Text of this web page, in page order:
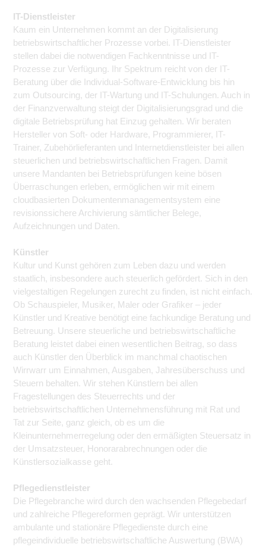
IT-Dienstleister
Kaum ein Unternehmen kommt an der Digitalisierung
betriebswirtschaftlicher Prozesse vorbei. IT-Dienstleister
stellen dabei die notwendigen Fachkenntnisse und IT-
Prozesse zur Verfügung. Ihr Spektrum reicht von der IT-
Beratung über die Individual-Software-Entwicklung bis hin
zum Outsourcing, der IT-Wartung und IT-Schulungen. Auch in
der Finanzverwaltung steigt der Digitalisierungsgrad und die
digitale Betriebsprüfung hat Einzug gehalten. Wir beraten
Hersteller von Soft- oder Hardware, Programmierer, IT-
Trainer, Zubehörlieferanten und Internetdienstleister bei allen
steuerlichen und betriebswirtschaftlichen Fragen. Damit
unsere Mandanten bei Betriebsprüfungen keine bösen
Überraschungen erleben, ermöglichen wir mit einem
cloudbasierten Dokumentenmanagementsystem eine
revisionssichere Archivierung sämtlicher Belege,
Aufzeichnungen und Daten.
Künstler
Kultur und Kunst gehören zum Leben dazu und werden
staatlich, insbesondere auch steuerlich gefördert. Sich in den
vielgestaltigen Regelungen zurecht zu finden, ist nicht einfach.
Ob Schauspieler, Musiker, Maler oder Grafiker – jeder
Künstler und Kreative benötigt eine fachkundige Beratung und
Betreuung. Unsere steuerliche und betriebswirtschaftliche
Beratung leistet dabei einen wesentlichen Beitrag, so dass
auch Künstler den Überblick im manchmal chaotischen
Wirrwarr um Einnahmen, Ausgaben, Jahresüberschuss und
Steuern behalten. Wir stehen Künstlern bei allen
Fragestellungen des Steuerrechts und der
betriebswirtschaftlichen Unternehmensführung mit Rat und
Tat zur Seite, ganz gleich, ob es um die
Kleinunternehmerregelung oder den ermäßigten Steuersatz in
der Umsatzsteuer, Honorarabrechnungen oder die
Künstlersozialkasse geht.
Pflegedienstleister
Die Pflegebranche wird durch den wachsenden Pflegebedarf
und zahlreiche Pflegereformen geprägt. Wir unterstützen
ambulante und stationäre Pflegedienste durch eine
pflegeindividuelle betriebswirtschaftliche Auswertung (BWA)